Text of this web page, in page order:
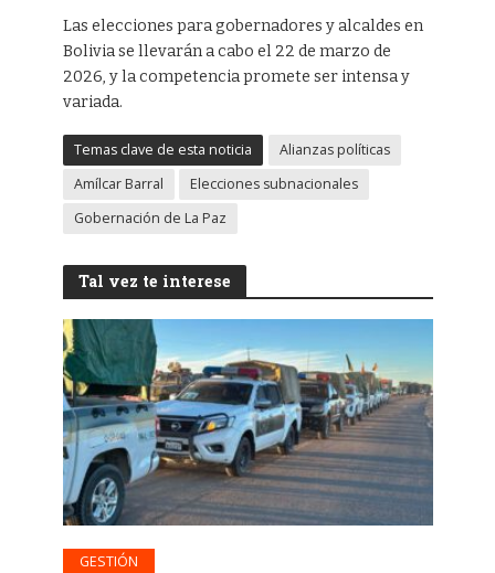
Las elecciones para gobernadores y alcaldes en
Bolivia se llevarán a cabo el 22 de marzo de
2026, y la competencia promete ser intensa y
variada.
Temas clave de esta noticia
Alianzas políticas
Amílcar Barral
Elecciones subnacionales
Gobernación de La Paz
Tal vez te interese
GESTIÓN